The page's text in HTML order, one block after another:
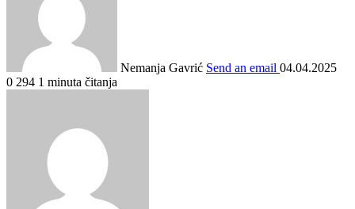
Nemanja Gavrić Send an email 04.04.2025
0 294 1 minuta čitanja